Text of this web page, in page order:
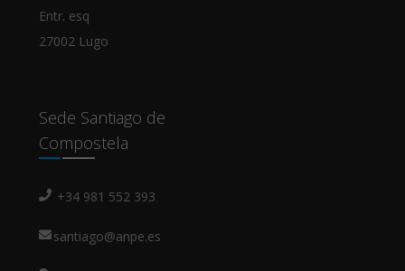
Entr. esq
27002 Lugo
Sede Santiago de
Compostela
+34 981 552 393
santiago@anpe.es